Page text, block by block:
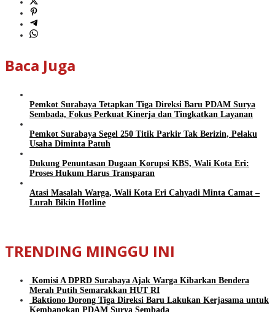
Baca Juga
Pemkot Surabaya Tetapkan Tiga Direksi Baru PDAM Surya
Sembada, Fokus Perkuat Kinerja dan Tingkatkan Layanan
Pemkot Surabaya Segel 250 Titik Parkir Tak Berizin, Pelaku
Usaha Diminta Patuh
Dukung Penuntasan Dugaan Korupsi KBS, Wali Kota Eri:
Proses Hukum Harus Transparan
Atasi Masalah Warga, Wali Kota Eri Cahyadi Minta Camat –
Lurah Bikin Hotline
TRENDING MINGGU INI
Komisi A DPRD Surabaya Ajak Warga Kibarkan Bendera
Merah Putih Semarakkan HUT RI
Baktiono Dorong Tiga Direksi Baru Lakukan Kerjasama untuk
Kembangkan PDAM Surya Sembada